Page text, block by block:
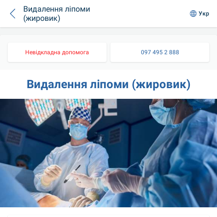
Видалення ліпоми
(жировик)
Укр
Невідкладна допомога 097 495 2 888
Видалення ліпоми (жировик)